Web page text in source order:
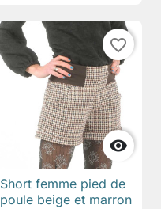

favorite_border
Short femme pied de
poule beige et marron